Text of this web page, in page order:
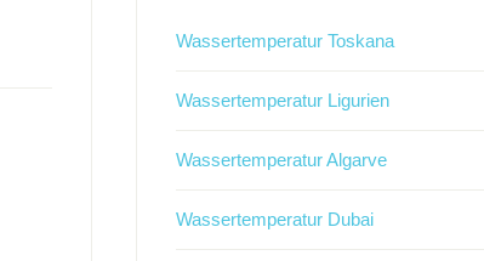
Wassertemperatur Toskana
Wassertemperatur Ligurien
Wassertemperatur Algarve
Wassertemperatur Dubai